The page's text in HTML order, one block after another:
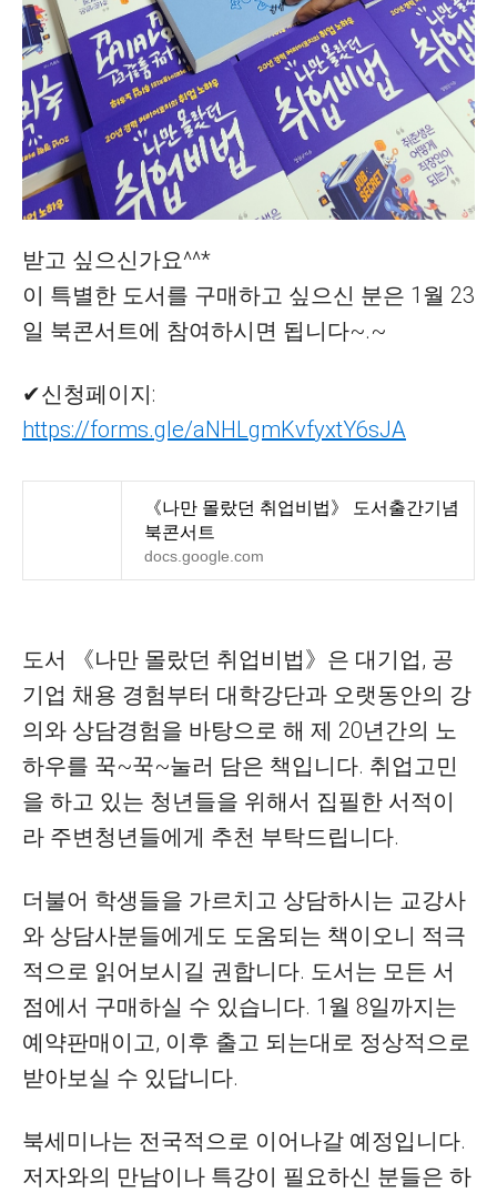
받고 싶으신가요^^*
이 특별한 도서를 구매하고 싶으신 분은 1월 23
일 북콘서트에 참여하시면 됩니다~.~
✔신청페이지:
https://forms.gle/aNHLgmKvfyxtY6sJA
《나만 몰랐던 취업비법》 도서출간기념
북콘서트
docs.google.com
도서 《나만 몰랐던 취업비법》은 대기업, 공
기업 채용 경험부터 대학강단과 오랫동안의 강
의와 상담경험을 바탕으로 해 제 20년간의 노
하우를 꾹~꾹~눌러 담은 책입니다. 취업고민
을 하고 있는 청년들을 위해서 집필한 서적이
라 주변청년들에게 추천 부탁드립니다.
더불어 학생들을 가르치고 상담하시는 교강사
와 상담사분들에게도 도움되는 책이오니 적극
적으로 읽어보시길 권합니다. 도서는 모든 서
점에서 구매하실 수 있습니다. 1월 8일까지는
예약판매이고, 이후 출고 되는대로 정상적으로
받아보실 수 있답니다.
북세미나는 전국적으로 이어나갈 예정입니다.
저자와의 만남이나 특강이 필요하신 분들은 하